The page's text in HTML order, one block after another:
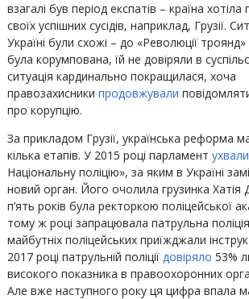
взагалі був період експатів – країна
своїх успішних сусідів, наприклад, Грузії.
Україні були схожі – до «Революції троянд»
була корумпована, їй не довіряли в
ситуація кардинально покращилася, хоча
правозахисники продовжували
про корупцію.
За прикладом Грузії, українська реформа
кілька етапів. У 2015 році парламент
Національну поліцію», за яким в Україні
новий орган. Його очолила грузинка Хатія
п’ять років була ректоркою поліцейської
тому ж році запрацювала патрульна
майбутніх поліцейських приїжджали
2017 році патрульній поліції довіряло 53%
високого показника в правоохоронних
Але вже наступного року ця цифра впала